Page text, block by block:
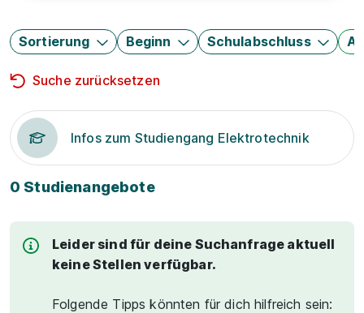
Sortierung Beginn Schulabschluss
Suche zurücksetzen
Infos zum Studiengang Elektrotechnik
0 Studienangebote
Leider sind für deine Suchanfrage aktuell
keine Stellen verfügbar.
Folgende Tipps könnten für dich hilfreich sein: